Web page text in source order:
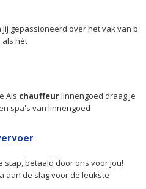
jij gepassioneerd over het vak van b
als hét
Als chauffeurlinnengoed draag je
spa's van linnengoed
stap, betaald door ons voor jou!
aan de slag voor de leukste